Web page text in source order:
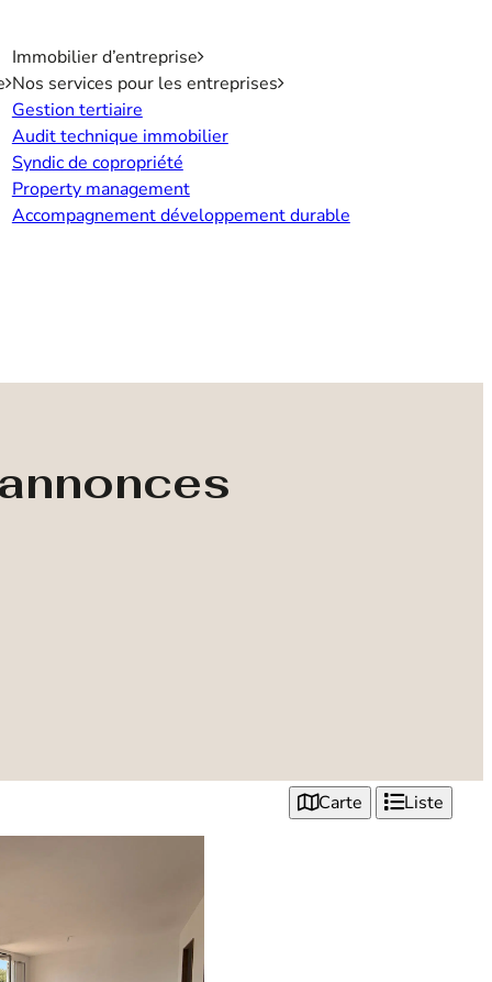
Immobilier d’entreprise
Nos services pour les entreprises
Gestion tertiaire
Audit technique immobilier
Syndic de copropriété
Property management
Accompagnement développement durable
Carte Liste